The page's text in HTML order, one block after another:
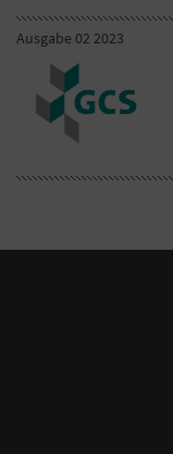
Ausgabe 02 2023